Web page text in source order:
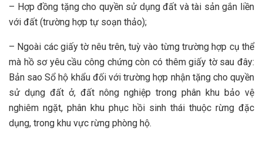
– Hợp đồng tặng cho quyền sử dụng đất và tài sản gắn liền
với đất (trường hợp tự soạn thảo);
– Ngoài các giấy tờ nêu trên, tuỳ vào từng trường hợp cụ thể
mà hồ sơ yêu cầu công chứng còn có thêm giấy tờ sau đây:
Bản sao Sổ hộ khẩu đối với trường hợp nhận tặng cho quyền
sử dụng đất ở, đất nông nghiệp trong phân khu bảo vệ
nghiêm ngặt, phân khu phục hồi sinh thái thuộc rừng đặc
dụng, trong khu vực rừng phòng hộ.